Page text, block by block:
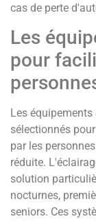
cas de perte
Les
pour
Les
sélectionnés
par les
réduite.
solution
nocturnes,
seniors. Ces